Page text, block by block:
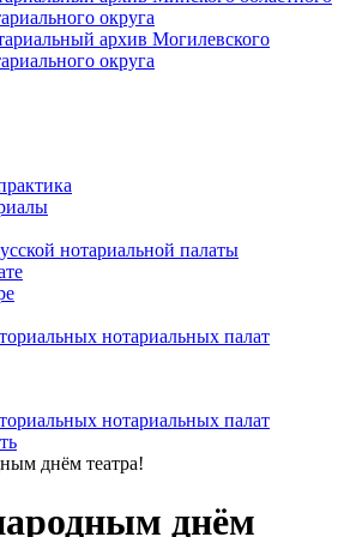
округа
архив Могилевского
округа
нотариальной палаты
нотариальных палат
нотариальных палат
днём театра!
днём